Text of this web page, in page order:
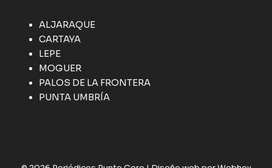
ALJARAQUE
CARTAYA
LEPE
MOGUER
PALOS DE LA FRONTERA
PUNTA UMBRÍA